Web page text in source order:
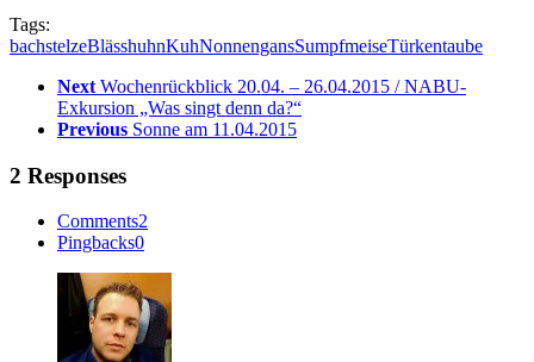
Tags:
bachstelzeBlässhuhnKuhNonnengansSumpfmeiseTürkentaube
Next Wochenrückblick 20.04. – 26.04.2015 / NABU-
Exkursion „Was singt denn da?“
Previous Sonne am 11.04.2015
2 Responses
Comments2
Pingbacks0